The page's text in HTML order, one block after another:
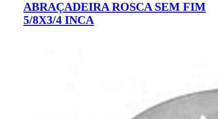
ABRAÇADEIRA ROSCA SEM FIM
5/8X3/4 INCA